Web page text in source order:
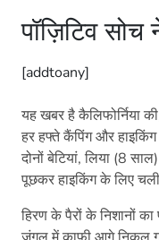
पॉज़िटिव सोच
[addtoany]
यह खबर है कैलिफोर्निया
हर हफ्ते कैंपिंग और
दोनों बेटियां, लिया (8
पूछकर हाइकिंग के लिए
हिरण के पैरों के निशानों